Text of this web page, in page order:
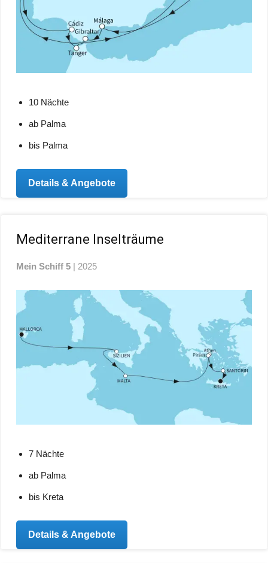
10 Nächte
ab Palma
bis Palma
Details & Angebote
Mediterrane Inselträume
Mein Schiff 5 | 2025
7 Nächte
ab Palma
bis Kreta
Details & Angebote